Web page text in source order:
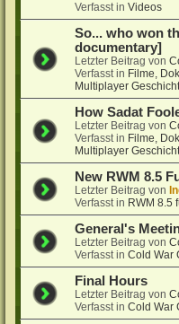
Verfasst inVideos
So... who won
documentary]
Letzter Beitrag von
Verfasst in Filme,
Multiplayer
How Sadat
Letzter Beitrag von
Verfasst in Filme,
Multiplayer
New RWM 8.5
Letzter Beitrag von
Verfasst in RWM 8.5
General's
Letzter Beitrag von
Verfasst inCold War
Final Hours
Letzter Beitrag von
Verfasst inCold War